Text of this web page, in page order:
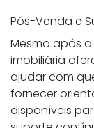
Pós-Venda e
Mesmo após
imobiliária
ajudar com
fornecer
disponíveis